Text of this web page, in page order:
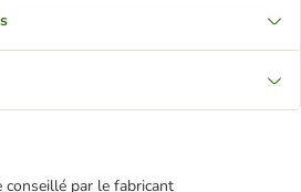
conseillé par le fabricant